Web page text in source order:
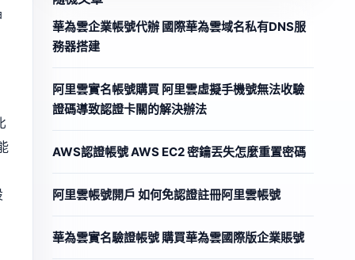
華為雲企業帳號代辦 國際華為雲域名私有DNS服
務器搭建
阿里雲實名帳號購買 阿里雲虛擬手機號無法收驗
證碼導致認證卡關的解決辦法
AWS認證帳號 AWS EC2 密鑰丟失怎麼重置密碼
阿里雲帳號開戶 如何免認證註冊阿里雲帳號
華為雲實名驗證帳號 購買華為雲國際版企業賬號